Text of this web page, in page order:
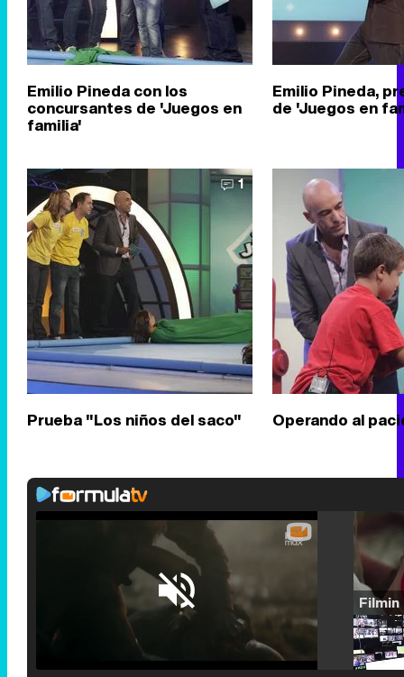
Emilio Pineda con los
concursantes de 'Juegos en
familia'
Emilio Pineda,
de 'Juegos en
1
Prueba "Los niños del saco" Operando al